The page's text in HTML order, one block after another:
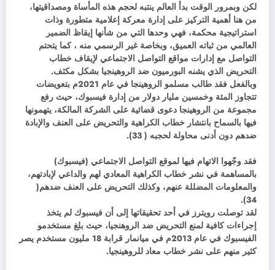
لكن وبمرور الوقت بدأ العالم ينتبه لحجم هذه المأساة ومصداقيتها،
من هنا أهمية التركيز على إدارة معركة إعلامية متطورة وذات
استراتيجية محكمة، فهي وحدها التي من شأنها إيقاظ الضمير
العالمي من ثباته العميق، وبخاصة غير الرسمي منه ، كما يتحتم
التواصل مع إدارات مواقع التواصل الاجتماعي لإيقاف خطاب
التحريض الذي يشنه البورميون ضد الروهينجيا بشكل مكثف.
وبالفعل فقد طالب مسلمو الروهينجا في عام 2021م بتعويضات
تتجاوز المئة وخمسين مليار دولار من إدارة فيسبوك، حيث رفع
مجموعة من الروهينجا دعوى قضائية على الشركة المالكة، يتهمونها
فيها بالسماح بانتشار خطاب الكراهية والتحريض على العنف والإبادة
ضدهم دون أدنى محاولة لحجبه ( 33).
فقد وجّهوا الاتهام فيها لموقع التواصل الاجتماعي (فيسبوك)
بالمساهمة في نشر خطاب الكراهية المعادي لهم والداعي لإبادتهم،
والمعلومات المضللة عنهم، وكذلك التحريض على العنف ضدهم(
34).
لقد توصلت رويترز في أحد تحقيقاتها إلى أن فيسبوك لم يتخذ
إجراءات كافية لمنع التحريض ضد الروهنجيا، حيث بلغ مستخدمو
الفيسبوك في عام 2013م في ميانمار قرابة 18 مليون مستخدم يصر
كثير منهم على نشر خطاب معاد للروهينجيا.